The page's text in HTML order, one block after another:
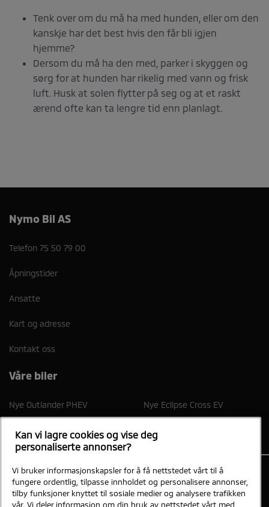
Tenk over om du må ha med hunden, eller om den
kanskje har det best hvis den får bli igjen
hjemme?
Dersom du må ha den med, parker i skyggen og
sørg for at hunden har rikelig med vann og frisk
luft. Husk at solen flytter på seg og at et raskt
ærend ofte kan ta lengre tid enn planlagt.
Nymo Bil AS
Telefon 75 50 79 00
Åpningstider
Ansatte
Kart og adresse
Kontakt oss
Våre biler
Nye Outlander PHEV Nye Eclipse Cross EV
Nymo Bil AS
Kan vi lagre cookies og vise deg
personaliserte annonser?
Vi bruker informasjonskapsler for å få nettstedet vårt til å
fungere ordentlig, tilpasse innholdet og personalisere annonser,
tilby funksjoner knyttet til sosiale medier og analysere trafikken
vår. Vi deler informasjon om din bruk av nettstedet vårt med